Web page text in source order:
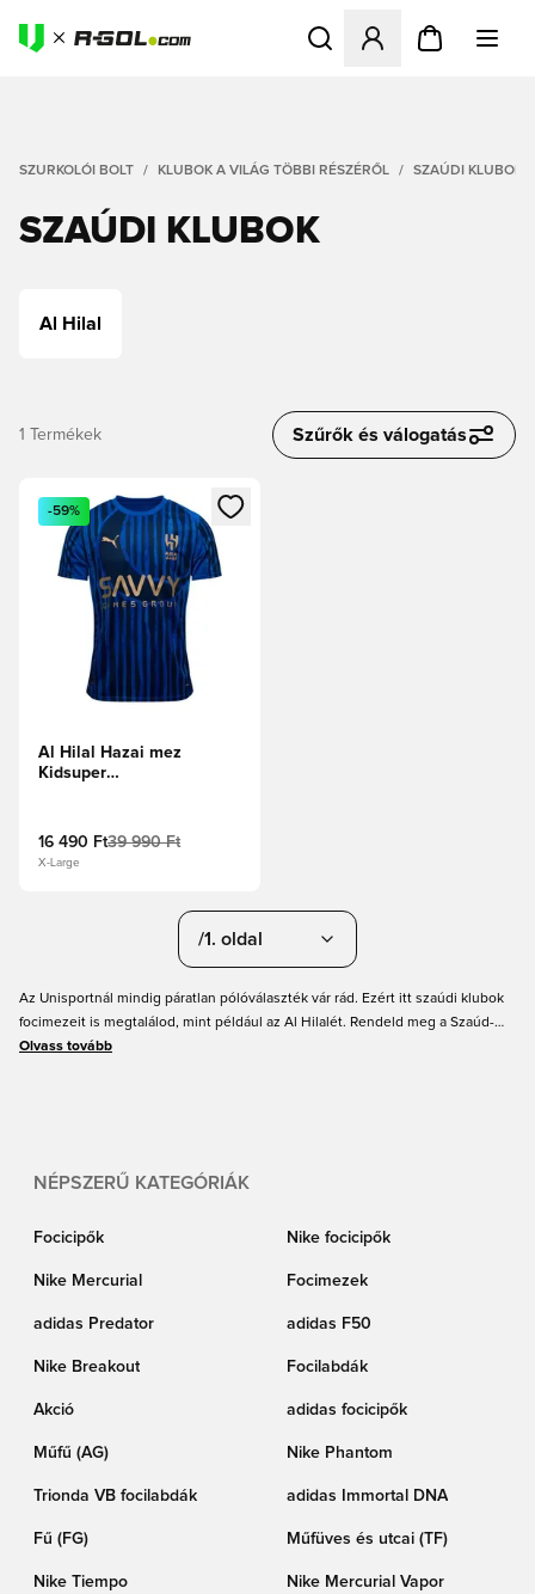
Megnyit egy modált a
SZURKOLÓI BOLT KLUBOK A VILÁG TÖBBI RÉSZÉRŐL SZAÚDI KLUBOK
SZAÚDI KLUBOK
Al Hilal
1 Termékek Szűrők és válogatás
Megnyit egy modált a bejelentkezéshez vagy a tagként
-59%
Al Hilal Hazai mez
Kidsuper
16 490 Ft39 990 Ft
X-Large
/1. oldal
Az Unisportnál mindig páratlan pólóválaszték vár rád. Ezért itt szaúdi klubok
focimezeit is megtalálod, mint például az Al Hilalét. Rendeld meg a Szaúd-
Arábia pólót itt, kedvező áron. Itt Szaúd-Arábia pólókat találsz számos
Olvass tovább
NÉPSZERŰ KATEGÓRIÁK
Focicipők Nike focicipők
Nike Mercurial Focimezek
adidas Predator adidas F50
Nike Breakout Focilabdák
Akció adidas focicipők
Műfű (AG) Nike Phantom
Trionda VB focilabdák adidas Immortal DNA
Fű (FG) Műfüves és utcai (TF)
Nike Tiempo Nike Mercurial Vapor